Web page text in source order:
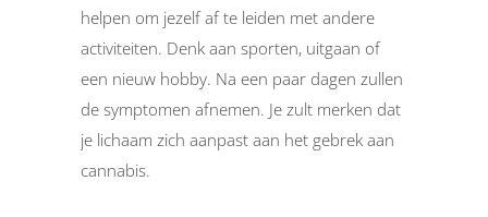
helpen om jezelf af te leiden met andere
activiteiten. Denk aan sporten, uitgaan of
een nieuw hobby. Na een paar dagen zullen
de symptomen afnemen. Je zult merken dat
je lichaam zich aanpast aan het gebrek aan
cannabis.